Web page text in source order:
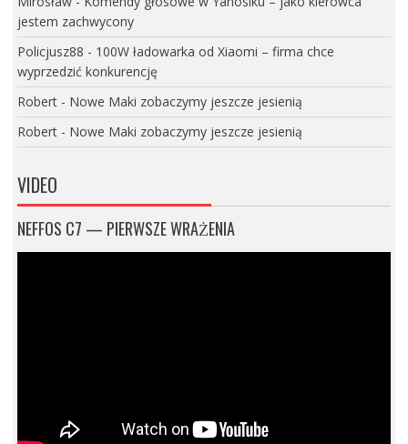
jestem zachwycony
Policjusz88 - 100W ładowarka od Xiaomi – firma chce
wyprzedzić konkurencję
Robert- Nowe Maki zobaczymy jeszcze jesienią
Robert- Nowe Maki zobaczymy jeszcze jesienią
VIDEO
NEFFOS C7 — PIERWSZE WRAŻENIA